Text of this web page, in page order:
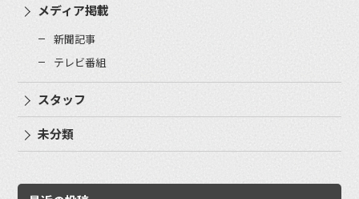
メディア掲載
新聞記事
テレビ番組
スタッフ
未分類